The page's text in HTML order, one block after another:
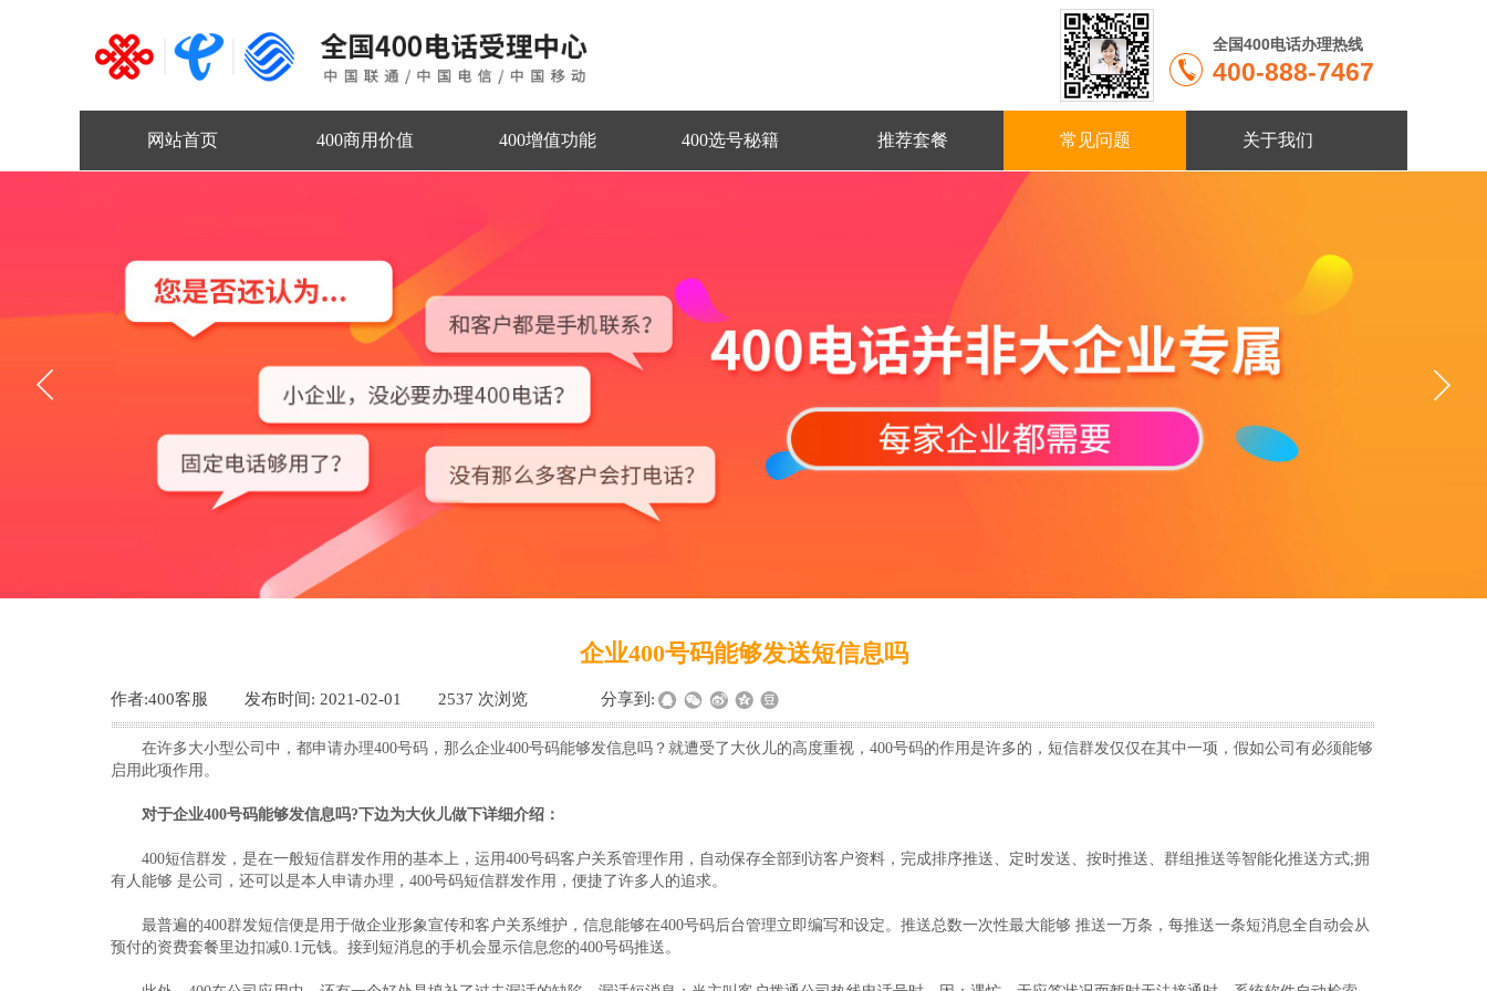
网站首页 400商用价值 400增值功能 400选号秘籍 推荐套餐 常见问题 关于我们
400-888-7467
全国400电话办理热线
企业400号码能够发送短信息吗
作者:400客服 发布时间: 2021-02-01 2537 次浏览 分享到:
在许多大小型公司中，都申请办理400号码，那么企业400号码能够发信息吗？就遭受了大伙儿的高度重视，400号码的作用是许多的，短信群发仅仅在其中一项，假如公司有必须能够
启用此项作用。
对于企业400号码能够发信息吗?下边为大伙儿做下详细介绍：
400短信群发，是在一般短信群发作用的基本上，运用400号码客户关系管理作用，自动保存全部到访客户资料，完成排序推送、定时发送、按时推送、群组推送等智能化推送方式;拥
有人能够 是公司，还可以是本人申请办理，400号码短信群发作用，便捷了许多人的追求。
最普遍的400群发短信便是用于做企业形象宣传和客户关系维护，信息能够在400号码后台管理立即编写和设定。推送总数一次性最大能够 推送一万条，每推送一条短消息全自动会从
预付的资费套餐里边扣减0.1元钱。接到短消息的手机会显示信息您的400号码推送。